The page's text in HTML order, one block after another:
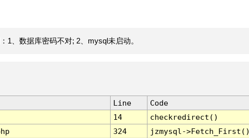
1、数据库密码不对; 2、mysql未启动。
Line
Code
14
checkredirect()
324
jzmysql-